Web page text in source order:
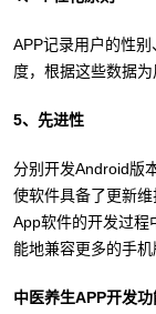
APP记录用户的性
度，根据这些数据
5、先进性
分别开发Android版
使软件具备了更新
App软件的开发过程
能地兼容更多的手机
中医养生APP开发功